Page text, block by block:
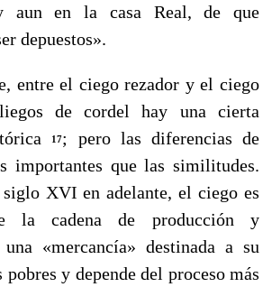
aun en la casa Real, de que
depuestos».
el ciego rezador y el ciego
de cordel hay una cierta
17; pero las diferencias de
importantes que las similitudes.
XVI en adelante, el ciego es
la cadena de producción y
«mercancía» destinada a su
y depende del proceso más